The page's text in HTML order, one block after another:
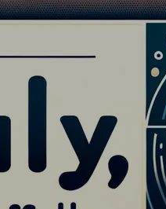
Categorieën Links